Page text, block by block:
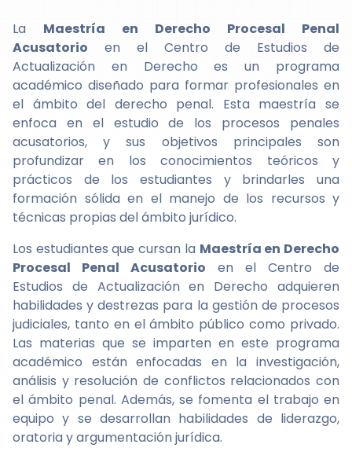
La Maestría en Derecho Procesal Penal
Acusatorio en el Centro de Estudios de
Actualización en Derecho es un programa
académico diseñado para formar profesionales en
el ámbito del derecho penal. Esta maestría se
enfoca en el estudio de los procesos penales
acusatorios, y sus objetivos principales son
profundizar en los conocimientos teóricos y
prácticos de los estudiantes y brindarles una
formación sólida en el manejo de los recursos y
técnicas propias del ámbito jurídico.
Los estudiantes que cursan la Maestría en Derecho
Procesal Penal Acusatorio en el Centro de
Estudios de Actualización en Derecho adquieren
habilidades y destrezas para la gestión de procesos
judiciales, tanto en el ámbito público como privado.
Las materias que se imparten en este programa
académico están enfocadas en la investigación,
análisis y resolución de conflictos relacionados con
el ámbito penal. Además, se fomenta el trabajo en
equipo y se desarrollan habilidades de liderazgo,
oratoria y argumentación jurídica.